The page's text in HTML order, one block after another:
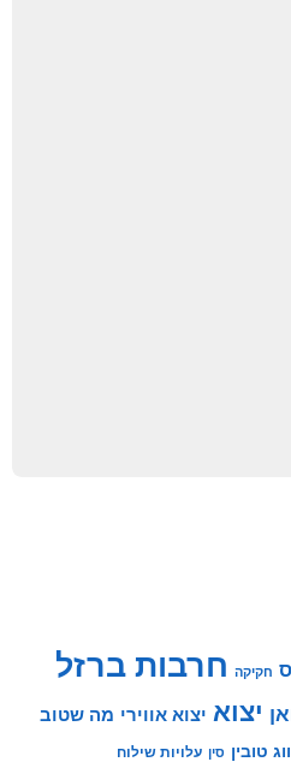
חקיקה חרבות ברזל
יצוא יצוא אווירי מה שטוב
טובין סין עלויות שילוח